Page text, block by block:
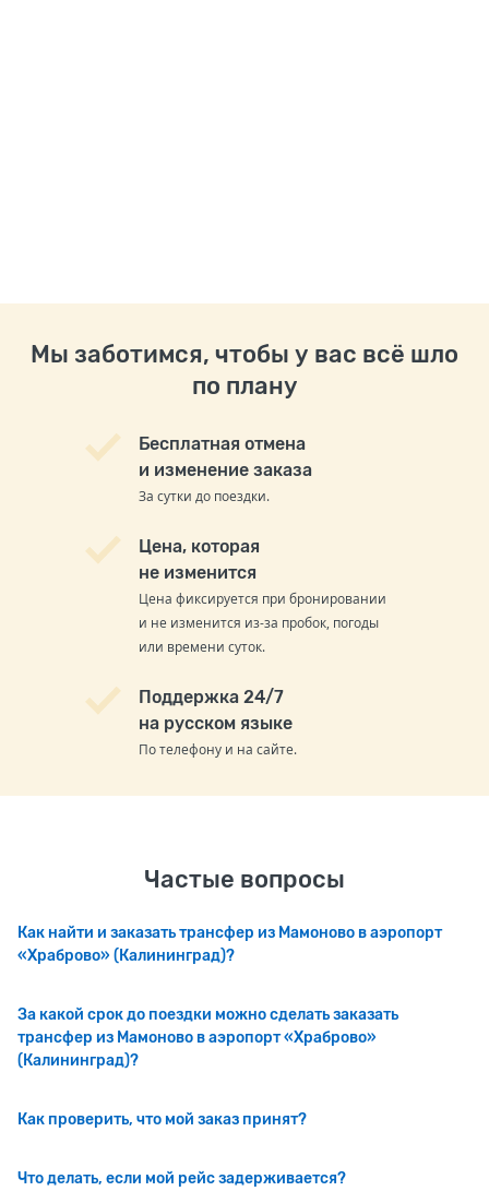
Мы заботимся, чтобы у вас всё шло
по плану
Бесплатная отмена
и изменение заказа
За сутки до поездки.
Цена, которая
не изменится
Цена фиксируется при бронировании
и не изменится из-за пробок, погоды
или времени суток.
Поддержка 24/7
на русском языке
По телефону и на сайте.
Частые вопросы
Как найти и заказать трансфер из Мамоново в аэропорт
«Храброво» (Калининград)?
За какой срок до поездки можно сделать заказать
трансфер из Мамоново в аэропорт «Храброво»
(Калининград)?
Как проверить, что мой заказ принят?
Что делать, если мой рейс задерживается?